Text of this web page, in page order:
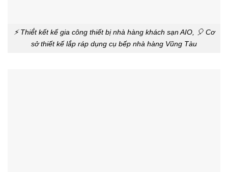
⚡ Thiế́t kết kế gia công thiết bị nhà hàng khách sạn AIO, 🎈 Cơ
sở thiết kế lắp ráp dụng cụ bếp nhà hàng Vũng Tàu